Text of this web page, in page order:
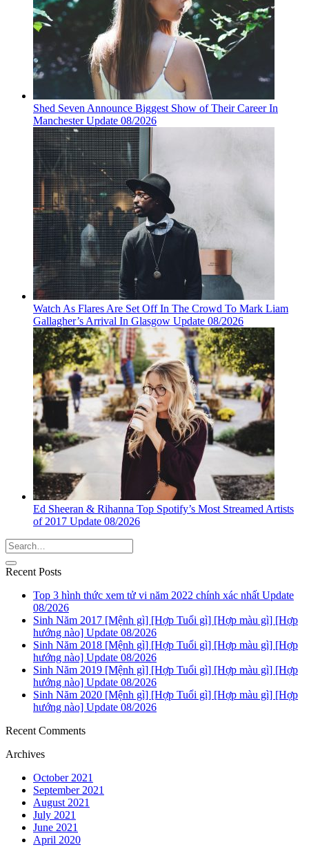
Shed Seven Announce Biggest Show of Their Career In
Manchester Update 08/2026
Watch As Flares Are Set Off In The Crowd To Mark Liam
Gallagher’s Arrival In Glasgow Update 08/2026
Ed Sheeran & Rihanna Top Spotify’s Most Streamed Artists
of 2017 Update 08/2026
Recent Posts
Top 3 hình thức xem tử vi năm 2022 chính xác nhất Update
08/2026
Sinh Năm 2017 [Mệnh gì] [Hợp Tuổi gì] [Hợp màu gì] [Hợp
hướng nào] Update 08/2026
Sinh Năm 2018 [Mệnh gì] [Hợp Tuổi gì] [Hợp màu gì] [Hợp
hướng nào] Update 08/2026
Sinh Năm 2019 [Mệnh gì] [Hợp Tuổi gì] [Hợp màu gì] [Hợp
hướng nào] Update 08/2026
Sinh Năm 2020 [Mệnh gì] [Hợp Tuổi gì] [Hợp màu gì] [Hợp
hướng nào] Update 08/2026
Recent Comments
Archives
October 2021
September 2021
August 2021
July 2021
June 2021
April 2020